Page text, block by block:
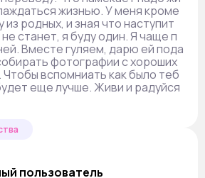
жизнью. У меня кроме
родных, и зная что наступит
станет, я буду один. Я чаще п
Вместе гуляем, дарю ей пода
фотографии с хороших
вспомниать как было теб
еще лучше. Живи и радуйся
пользователь